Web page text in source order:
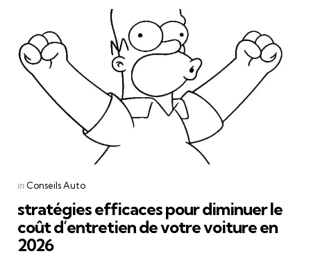
Categories
Posted
in Conseils Auto
stratégies efficaces pour diminuer le
coût d’entretien de votre voiture en
2026